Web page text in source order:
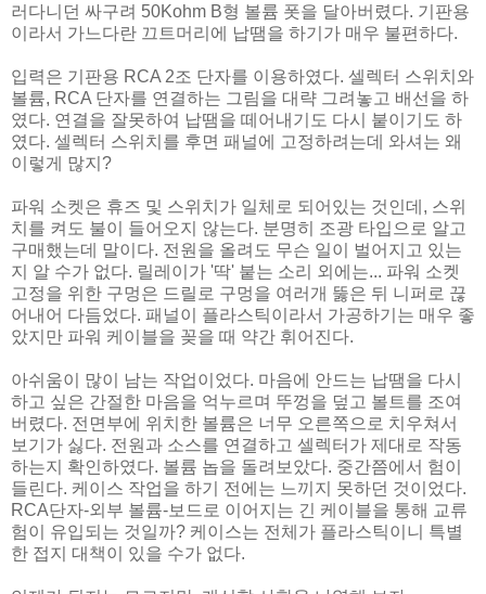
러다니던 싸구려 50Kohm B형 볼륨 폿을 달아버렸다. 기판용
이라서 가느다란 끄트머리에 납땜을 하기가 매우 불편하다.
입력은 기판용 RCA 2조 단자를 이용하였다. 셀렉터 스위치와
볼륨, RCA 단자를 연결하는 그림을 대략 그려놓고 배선을 하
였다. 연결을 잘못하여 납땜을 떼어내기도 다시 붙이기도 하
였다. 셀렉터 스위치를 후면 패널에 고정하려는데 와셔는 왜
이렇게 많지?
파워 소켓은 휴즈 및 스위치가 일체로 되어있는 것인데, 스위
치를 켜도 불이 들어오지 않는다. 분명히 조광 타입으로 알고
구매했는데 말이다. 전원을 올려도 무슨 일이 벌어지고 있는
지 알 수가 없다. 릴레이가 '딱' 붙는 소리 외에는... 파워 소켓
고정을 위한 구멍은 드릴로 구멍을 여러개 뚫은 뒤 니퍼로 끊
어내어 다듬었다. 패널이 플라스틱이라서 가공하기는 매우 좋
았지만 파워 케이블을 꽂을 때 약간 휘어진다.
아쉬움이 많이 남는 작업이었다. 마음에 안드는 납땜을 다시
하고 싶은 간절한 마음을 억누르며 뚜껑을 덮고 볼트를 조여
버렸다. 전면부에 위치한 볼륨은 너무 오른쪽으로 치우쳐서
보기가 싫다. 전원과 소스를 연결하고 셀렉터가 제대로 작동
하는지 확인하였다. 볼륨 놉을 돌려보았다. 중간쯤에서 험이
들린다. 케이스 작업을 하기 전에는 느끼지 못하던 것이었다.
RCA단자-외부 볼륨-보드로 이어지는 긴 케이블을 통해 교류
험이 유입되는 것일까? 케이스는 전체가 플라스틱이니 특별
한 접지 대책이 있을 수가 없다.